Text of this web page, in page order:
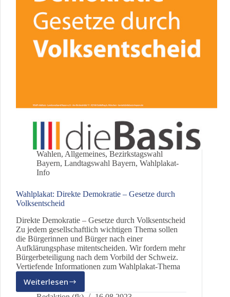
Wahlen, Allgemeines, Bezirkstagswahl
Bayern, Landtagswahl Bayern, Wahlplakat-
Info
Wahlplakat: Direkte Demokratie – Gesetze durch
Volksentscheid
Direkte Demokratie – Gesetze durch Volksentscheid
Zu jedem gesellschaftlich wichtigen Thema sollen
die Bürgerinnen und Bürger nach einer
Aufklärungsphase mitentscheiden. Wir fordern mehr
Bürgerbeteiligung nach dem Vorbild der Schweiz.
Vertiefende Informationen zum Wahlplakat-Thema
WeiterlesenWahlplakat: